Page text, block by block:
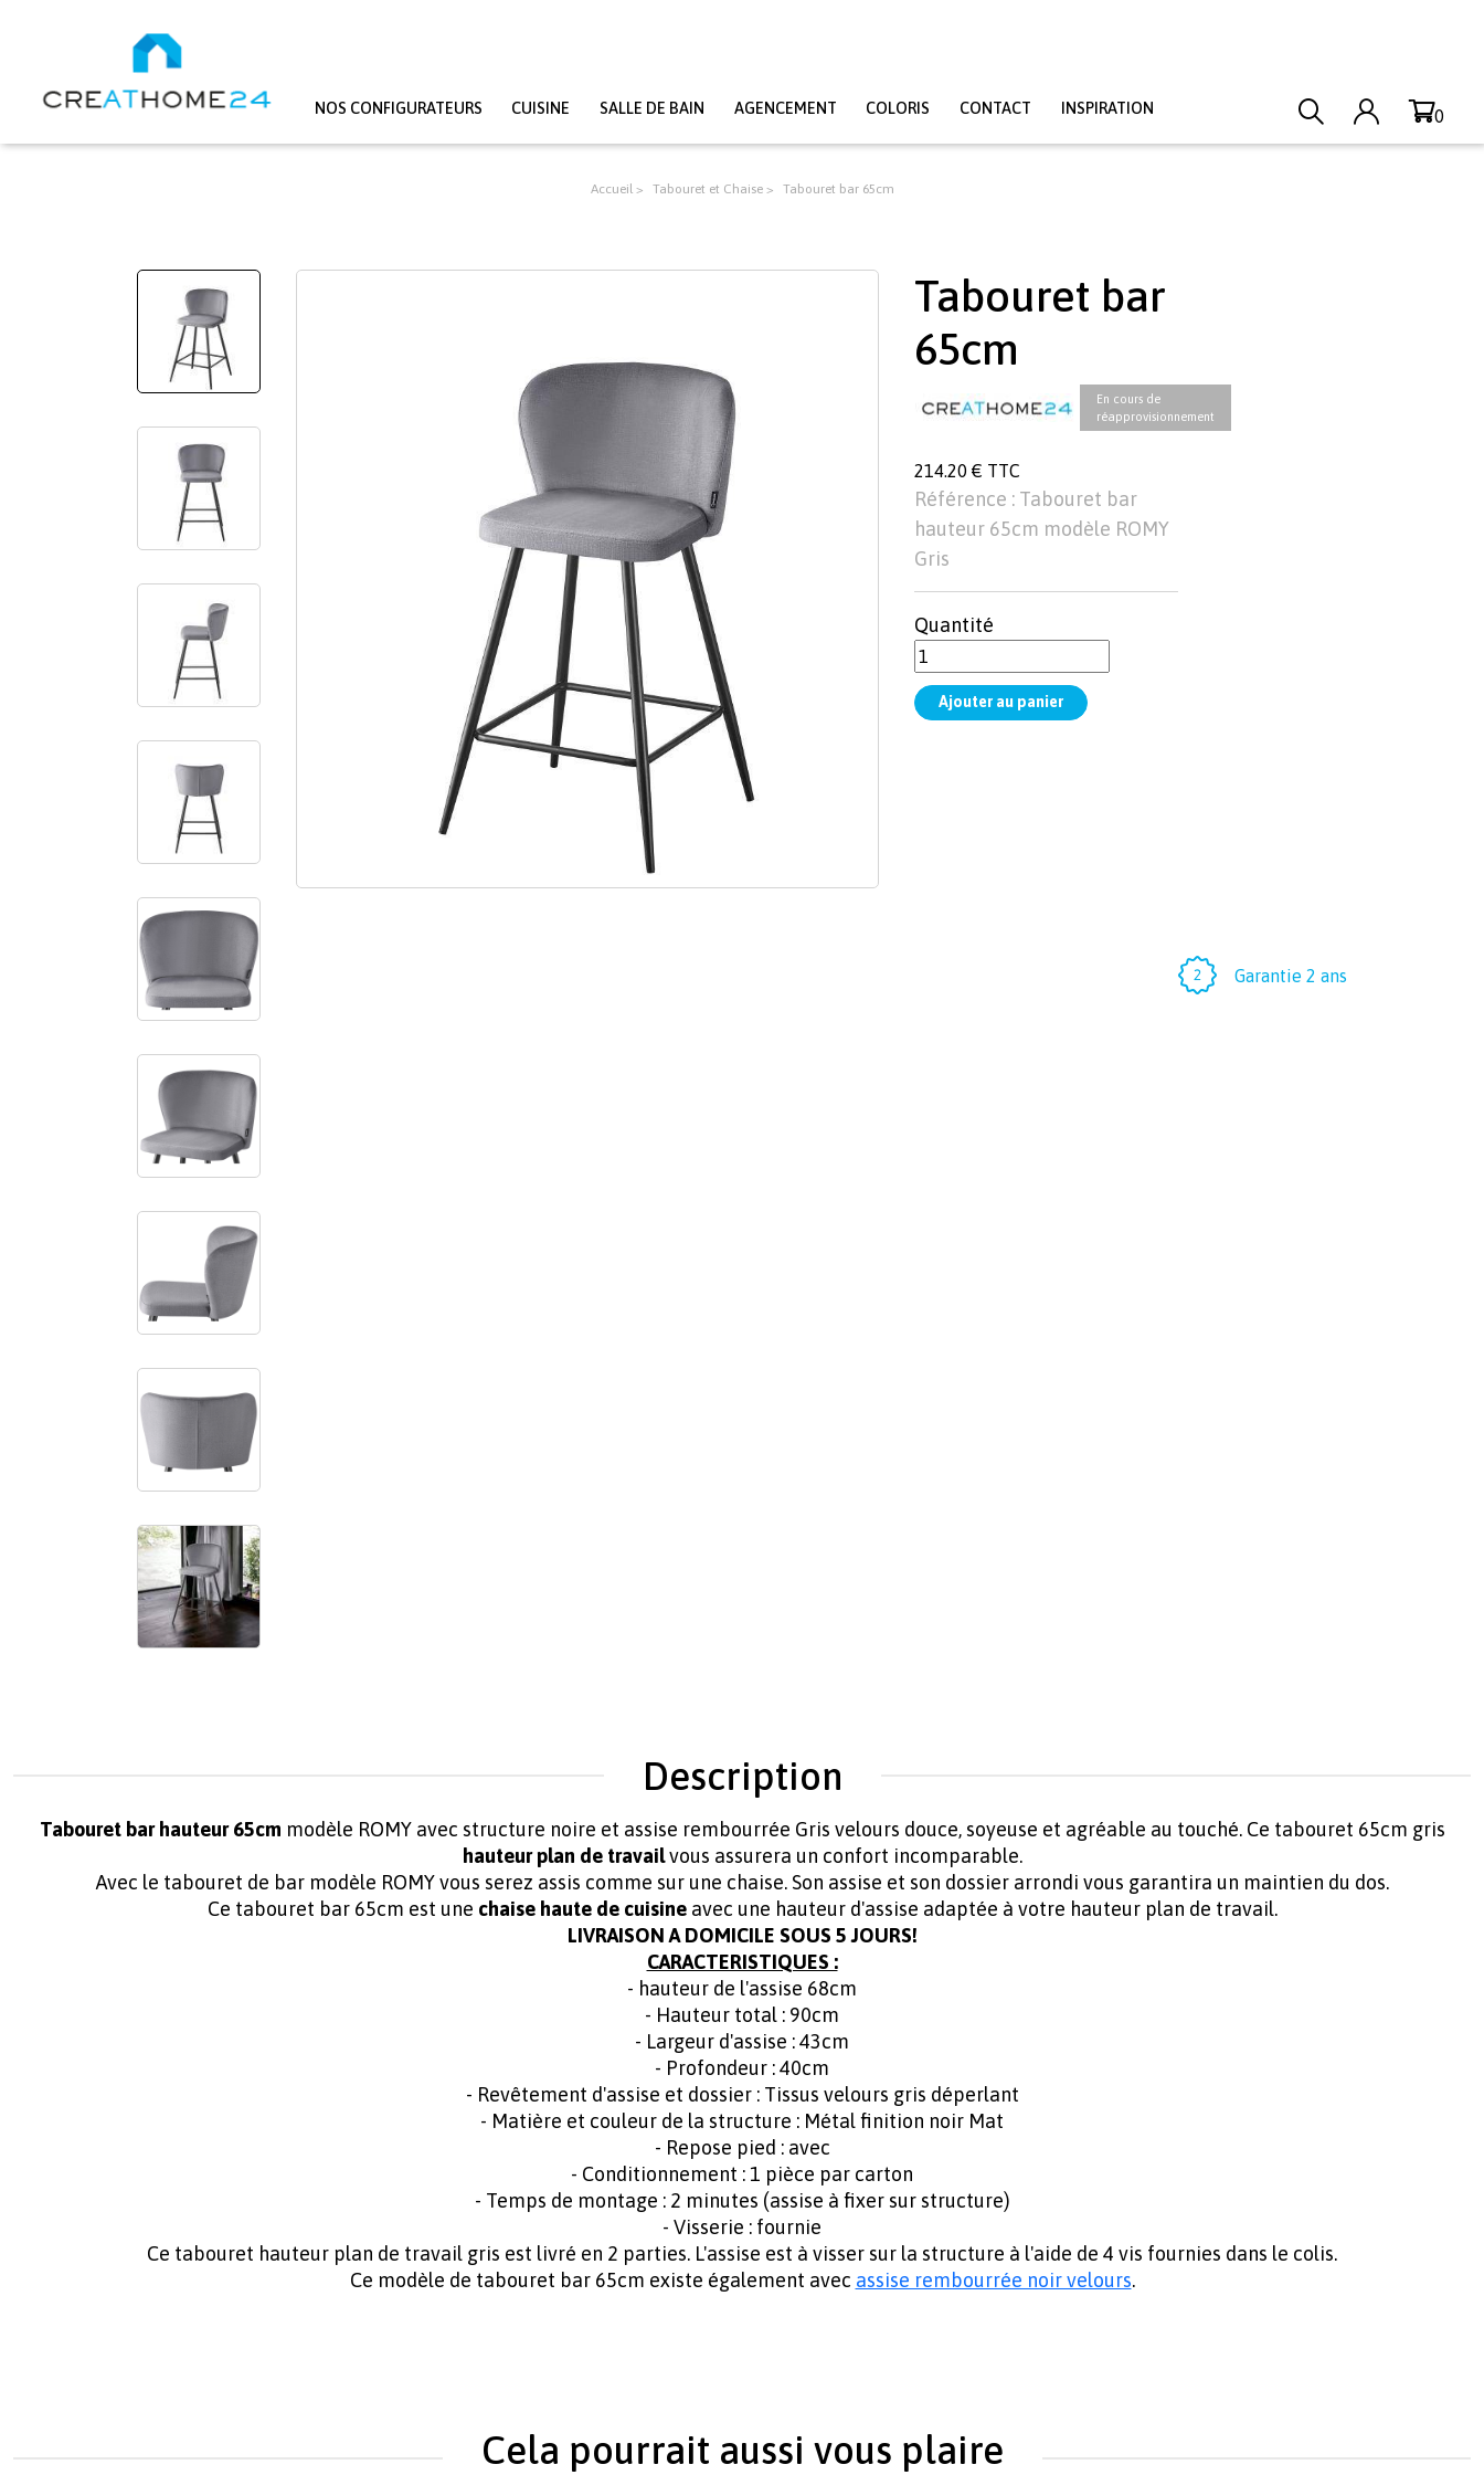
NOS CONFIGURATEURS CUISINE SALLE DE BAIN AGENCEMENT COLORIS CONTACT INSPIRATION 0
Accueil Tabouret et Chaise Tabouret bar 65cm
Tabouret bar
65cm
En cours de
réapprovisionnement
214.20 € TTC
Référence : Tabouret bar
hauteur 65cm modèle ROMY
Gris
Quantité
Garantie 2 ans
Description
Tabouret bar hauteur 65cm modèle ROMY avec structure noire et assise rembourrée Gris velours douce, soyeuse et agréable au touché. Ce tabouret 65cm gris
hauteur plan de travailvous assurera un confort incomparable.
Avec le tabouret de bar modèle ROMY vous serez assis comme sur une chaise. Son assise et son dossier arrondi vous garantira un maintien du dos.
Ce tabouret bar 65cm est une chaise haute de cuisineavec une hauteur d'assise adaptée à votre hauteur plan de travail.
LIVRAISON A DOMICILE SOUS 5 JOURS!
CARACTERISTIQUES :
- hauteur de l'assise 68cm
- Hauteur total : 90cm
- Largeur d'assise : 43cm
- Profondeur : 40cm
- Revêtement d'assise et dossier : Tissus velours gris déperlant
- Matière et couleur de la structure : Métal finition noir Mat
- Repose pied : avec
- Conditionnement : 1 pièce par carton
- Temps de montage : 2 minutes (assise à fixer sur structure)
- Visserie : fournie
Ce tabouret hauteur plan de travail gris est livré en 2 parties. L'assise est à visser sur la structure à l'aide de 4 vis fournies dans le colis.
Ce modèle de tabouret bar 65cm existe également avec assise rembourrée noir velours.
Cela pourrait aussi vous plaire